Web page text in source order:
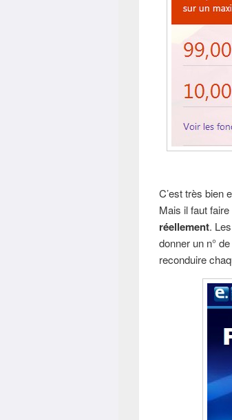
C’est très bien
Mais il faut
réellement.
donner un n°
reconduire